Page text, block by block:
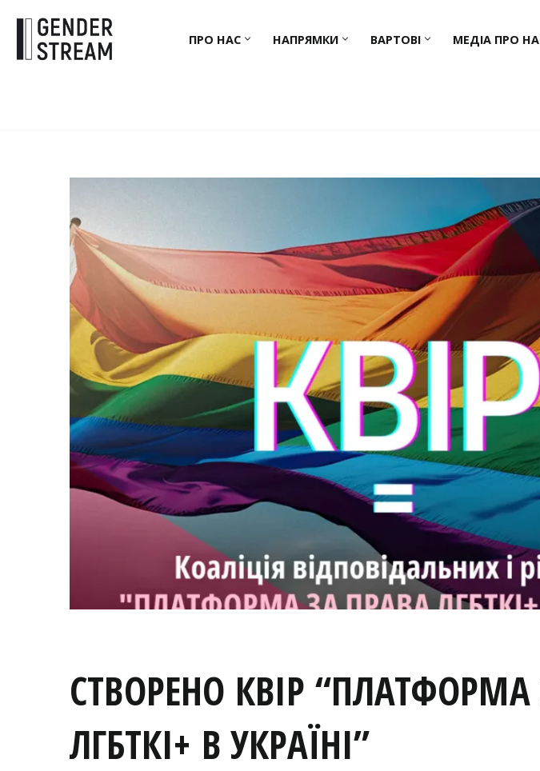
Перейти
до
ПРО НАС НАПРЯМКИ ВАРТОВІ МЕДІА ПРО
СТВОРЕНО КВІР
ЛГБТКІ+ В УКРАЇНІ”